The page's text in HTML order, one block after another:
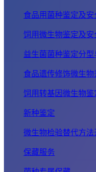
食品用菌种鉴定及安
饲用微生物鉴定及安
益生菌菌种鉴定分
食品遗传修饰微生
饲用转基因微生物
新种鉴定
微生物检验替代方法
保藏服务